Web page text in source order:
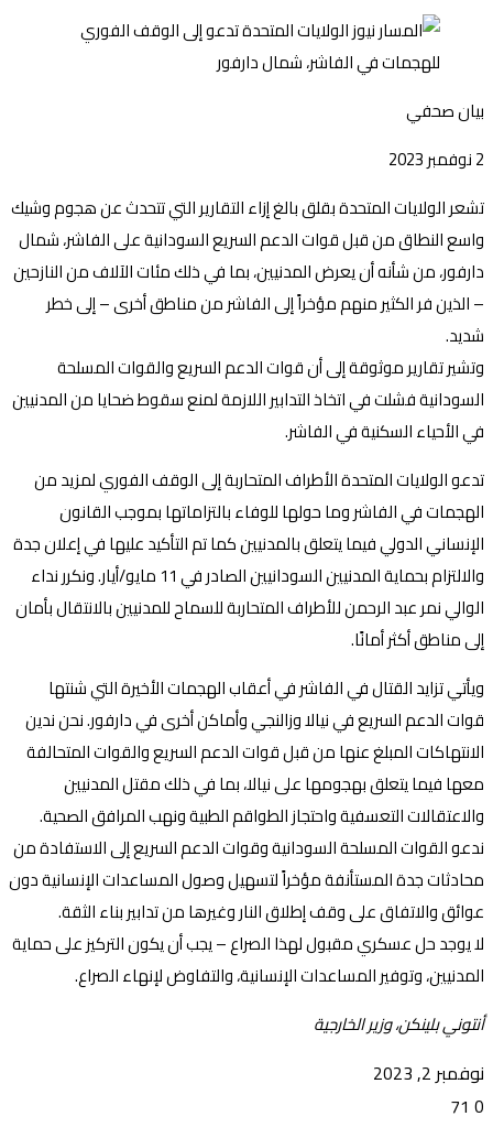
بيان صحفي
2 نوفمبر 2023
تشعر الولايات المتحدة بقلق بالغ إزاء التقارير التي تتحدث عن هجوم وشيك
واسع النطاق من قبل قوات الدعم السريع السودانية على الفاشر، شمال
دارفور، من شأنه أن يعرض المدنيين، بما في ذلك مئات الآلاف من النازحين
– الذين فر الكثير منهم مؤخراً إلى الفاشر من مناطق أخرى – إلى خطر
شديد.
وتشير تقارير موثوقة إلى أن قوات الدعم السريع والقوات المسلحة
السودانية فشلت في اتخاذ التدابير اللازمة لمنع سقوط ضحايا من المدنيين
في الأحياء السكنية في الفاشر.
تدعو الولايات المتحدة الأطراف المتحاربة إلى الوقف الفوري لمزيد من
الهجمات في الفاشر وما حولها للوفاء بالتزاماتها بموجب القانون
الإنساني الدولي فيما يتعلق بالمدنيين كما تم التأكيد عليها في إعلان جدة
والالتزام بحماية المدنيين السودانيين الصادر في 11 مايو/أيار. ونكرر نداء
الوالي نمر عبد الرحمن للأطراف المتحاربة للسماح للمدنيين بالانتقال بأمان
إلى مناطق أكثر أمانًا.
ويأتي تزايد القتال في الفاشر في أعقاب الهجمات الأخيرة التي شنتها
قوات الدعم السريع في نيالا وزالنجي وأماكن أخرى في دارفور. نحن ندين
الانتهاكات المبلغ عنها من قبل قوات الدعم السريع والقوات المتحالفة
معها فيما يتعلق بهجومها على نيالا، بما في ذلك مقتل المدنيين
والاعتقالات التعسفية واحتجاز الطواقم الطبية ونهب المرافق الصحية.
ندعو القوات المسلحة السودانية وقوات الدعم السريع إلى الاستفادة من
محادثات جدة المستأنفة مؤخراً لتسهيل وصول المساعدات الإنسانية دون
عوائق والاتفاق على وقف إطلاق النار وغيرها من تدابير بناء الثقة.
لا يوجد حل عسكري مقبول لهذا الصراع – يجب أن يكون التركيز على حماية
المدنيين، وتوفير المساعدات الإنسانية، والتفاوض لإنهاء الصراع.
أنتوني بلينكن، وزير الخارجية
نوفمبر 2, 2023
0